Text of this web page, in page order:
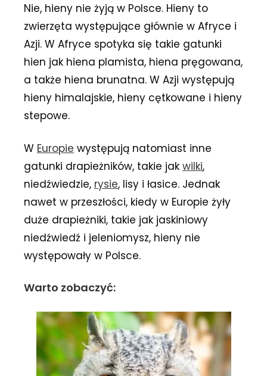
Nie, hieny nie żyją w Polsce. Hieny to
zwierzęta występujące głównie w Afryce i
Azji. W Afryce spotyka się takie gatunki
hien jak hiena plamista, hiena pręgowana,
a także hiena brunatna. W Azji występują
hieny himalajskie, hieny cętkowane i hieny
stepowe.
W Europie występują natomiast inne
gatunki drapieżników, takie jak wilki,
niedźwiedzie, rysie, lisy i łasice. Jednak
nawet w przeszłości, kiedy w Europie żyły
duże drapieżniki, takie jak jaskiniowy
niedźwiedź i jeleniomysz, hieny nie
występowały w Polsce.
Warto zobaczyć: